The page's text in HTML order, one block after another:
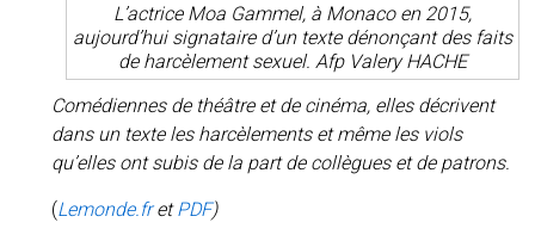
L’actrice Moa Gammel, à Monaco en 2015,
aujourd’hui signataire d’un texte dénonçant des faits
de harcèlement sexuel. Afp Valery HACHE
Comédiennes de théâtre et de cinéma, elles décrivent
dans un texte les harcèlements et même les viols
qu’elles ont subis de la part de collègues et de patrons.
(Lemonde.fretPDF)